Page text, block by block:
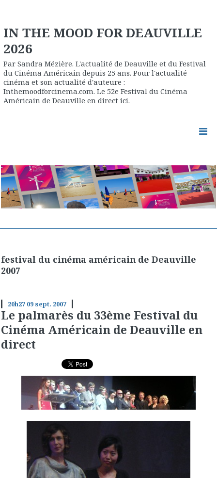
IN THE MOOD FOR DEAUVILLE
2026
Par Sandra Mézière. L'actualité de Deauville et du Festival
du Cinéma Américain depuis 25 ans. Pour l'actualité
cinéma et son actualité d'auteure :
Inthemoodforcinema.com. Le 52e Festival du Cinéma
Américain de Deauville en direct ici.
festival du cinéma américain de Deauville
2007
20h27 09 sept. 2007
Le palmarès du 33ème Festival du
Cinéma Américain de Deauville en
direct